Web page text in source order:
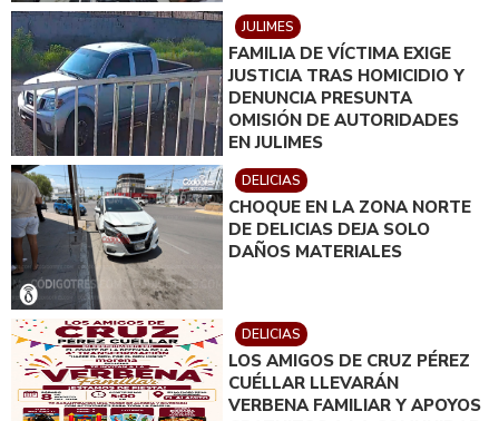
JULIMES
FAMILIA DE VÍCTIMA EXIGE
JUSTICIA TRAS HOMICIDIO Y
DENUNCIA PRESUNTA
OMISIÓN DE AUTORIDADES
EN JULIMES
DELICIAS
CHOQUE EN LA ZONA NORTE
DE DELICIAS DEJA SOLO
DAÑOS MATERIALES
DELICIAS
LOS AMIGOS DE CRUZ PÉREZ
CUÉLLAR LLEVARÁN
VERBENA FAMILIAR Y APOYOS